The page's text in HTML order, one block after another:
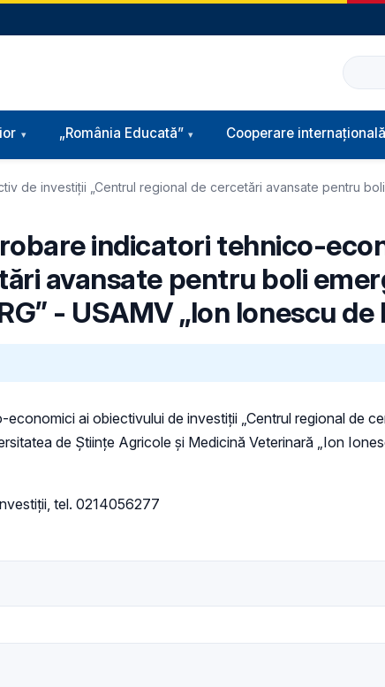
Caută
„România Educată” Cooperare internațională
de investiţii „Centrul regional de cercetări avansate pentru
indicatori tehnico-
avansate pentru boli
- USAMV „Ion Ionescu de
ai obiectivului de investiţii „Centrul regional de
de Științe Agricole și Medicină Veterinară „Ion
tel. 0214056277